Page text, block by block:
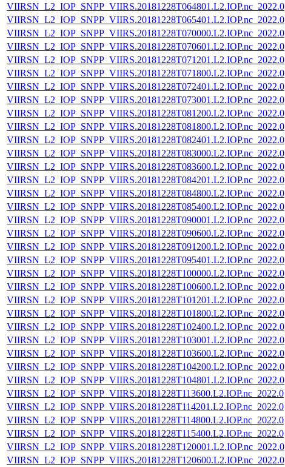
VIIRSN_L2_IOP_SNPP_VIIRS.20181228T064801.L2.IOP.nc_2022.0
VIIRSN_L2_IOP_SNPP_VIIRS.20181228T065401.L2.IOP.nc_2022.0
VIIRSN_L2_IOP_SNPP_VIIRS.20181228T070000.L2.IOP.nc_2022.0
VIIRSN_L2_IOP_SNPP_VIIRS.20181228T070601.L2.IOP.nc_2022.0
VIIRSN_L2_IOP_SNPP_VIIRS.20181228T071201.L2.IOP.nc_2022.0
VIIRSN_L2_IOP_SNPP_VIIRS.20181228T071800.L2.IOP.nc_2022.0
VIIRSN_L2_IOP_SNPP_VIIRS.20181228T072401.L2.IOP.nc_2022.0
VIIRSN_L2_IOP_SNPP_VIIRS.20181228T073001.L2.IOP.nc_2022.0
VIIRSN_L2_IOP_SNPP_VIIRS.20181228T081200.L2.IOP.nc_2022.0
VIIRSN_L2_IOP_SNPP_VIIRS.20181228T081800.L2.IOP.nc_2022.0
VIIRSN_L2_IOP_SNPP_VIIRS.20181228T082401.L2.IOP.nc_2022.0
VIIRSN_L2_IOP_SNPP_VIIRS.20181228T083000.L2.IOP.nc_2022.0
VIIRSN_L2_IOP_SNPP_VIIRS.20181228T083600.L2.IOP.nc_2022.0
VIIRSN_L2_IOP_SNPP_VIIRS.20181228T084201.L2.IOP.nc_2022.0
VIIRSN_L2_IOP_SNPP_VIIRS.20181228T084800.L2.IOP.nc_2022.0
VIIRSN_L2_IOP_SNPP_VIIRS.20181228T085400.L2.IOP.nc_2022.0
VIIRSN_L2_IOP_SNPP_VIIRS.20181228T090001.L2.IOP.nc_2022.0
VIIRSN_L2_IOP_SNPP_VIIRS.20181228T090600.L2.IOP.nc_2022.0
VIIRSN_L2_IOP_SNPP_VIIRS.20181228T091200.L2.IOP.nc_2022.0
VIIRSN_L2_IOP_SNPP_VIIRS.20181228T095401.L2.IOP.nc_2022.0
VIIRSN_L2_IOP_SNPP_VIIRS.20181228T100000.L2.IOP.nc_2022.0
VIIRSN_L2_IOP_SNPP_VIIRS.20181228T100600.L2.IOP.nc_2022.0
VIIRSN_L2_IOP_SNPP_VIIRS.20181228T101201.L2.IOP.nc_2022.0
VIIRSN_L2_IOP_SNPP_VIIRS.20181228T101800.L2.IOP.nc_2022.0
VIIRSN_L2_IOP_SNPP_VIIRS.20181228T102400.L2.IOP.nc_2022.0
VIIRSN_L2_IOP_SNPP_VIIRS.20181228T103001.L2.IOP.nc_2022.0
VIIRSN_L2_IOP_SNPP_VIIRS.20181228T103600.L2.IOP.nc_2022.0
VIIRSN_L2_IOP_SNPP_VIIRS.20181228T104200.L2.IOP.nc_2022.0
VIIRSN_L2_IOP_SNPP_VIIRS.20181228T104801.L2.IOP.nc_2022.0
VIIRSN_L2_IOP_SNPP_VIIRS.20181228T113600.L2.IOP.nc_2022.0
VIIRSN_L2_IOP_SNPP_VIIRS.20181228T114201.L2.IOP.nc_2022.0
VIIRSN_L2_IOP_SNPP_VIIRS.20181228T114800.L2.IOP.nc_2022.0
VIIRSN_L2_IOP_SNPP_VIIRS.20181228T115400.L2.IOP.nc_2022.0
VIIRSN_L2_IOP_SNPP_VIIRS.20181228T120001.L2.IOP.nc_2022.0
VIIRSN_L2_IOP_SNPP_VIIRS.20181228T120600.L2.IOP.nc_2022.0